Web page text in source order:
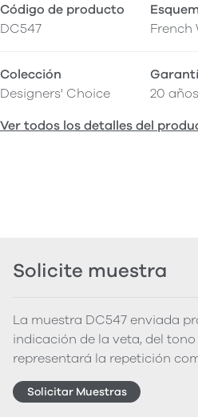
Código de producto
DC547
French
Colección
Designers' Choice
20 años
Ver todos los detalles del
Solicite muestra
La muestra DC547 enviada
indicación de la veta, del
representará la repetición
Solicitar Muestras